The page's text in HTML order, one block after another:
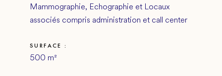
Mammographie, Echographie et Locaux
associés compris administration et call center
SURFACE :
500 m²